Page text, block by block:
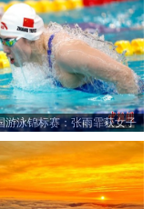
游泳锦标赛：张雨霏获女子
200米蝶泳亚军